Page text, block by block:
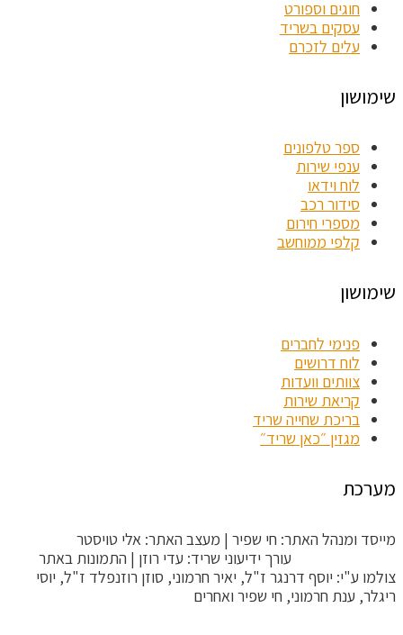
חוגים וספורט
עסקים בשריד
עלים לזכרם
שימושון
ספר טלפונים
ענפי שירות
לוח וידאו
סידור רכב
מספרי חירום
קלפי ממוחשב
שימושון
פנימי לחברים
לוח דרושים
צוותים וועדות
קריאת שירות
בריכת שחייה שריד
מגזין ״כאן שריד״
מערכת
מייסד ומנהל האתר: חי שפיר | מעצב האתר: אלי טויסטר
עורך ידיעוני שריד: עדי רוזן | התמונות באתר
צולמו ע"י: יוסף דרנגר ז"ל, יאיר חרמוני, סוזן רוזנפלד ז"ל, יוסי
ריגלר, ענת חרמוני, חי שפיר ואחרים